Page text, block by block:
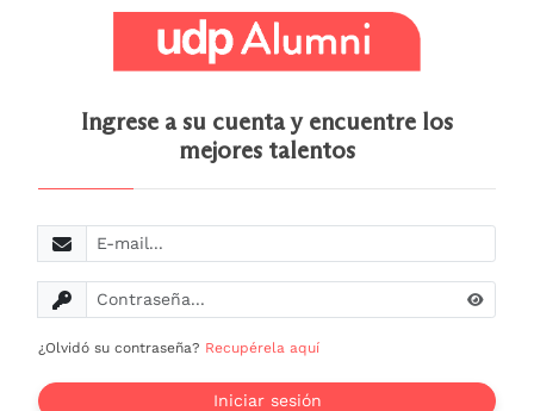
Ingrese a su cuenta y encuentre los
mejores talentos
E-mail
Contraseña
¿Olvidó su contraseña? Recupérela aquí
Iniciar sesión